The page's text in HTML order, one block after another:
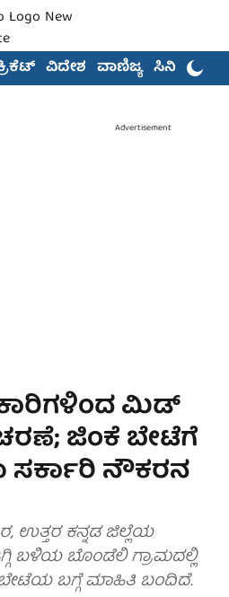
ವಿದೇಶ ವಾಣಿಜ್ಯ ಸಿನಿಮಾ
Advertisement
ಮಿಡ್
ಜಿಂಕೆ ಬೇಟೆಗೆ
ಸರ್ಕಾರಿ ನೌಕರನ
ಉತ್ತರ ಕನ್ನಡ ಜಿಲ್ಲೆಯ
ಬಳಿಯ ಬೊಂಡೆಲಿ ಗ್ರಾಮದಲ್ಲಿ
ಬಗ್ಗೆ ಮಾಹಿತಿ ಬಂದಿದೆ.